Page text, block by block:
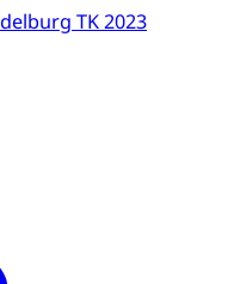
TK 2023